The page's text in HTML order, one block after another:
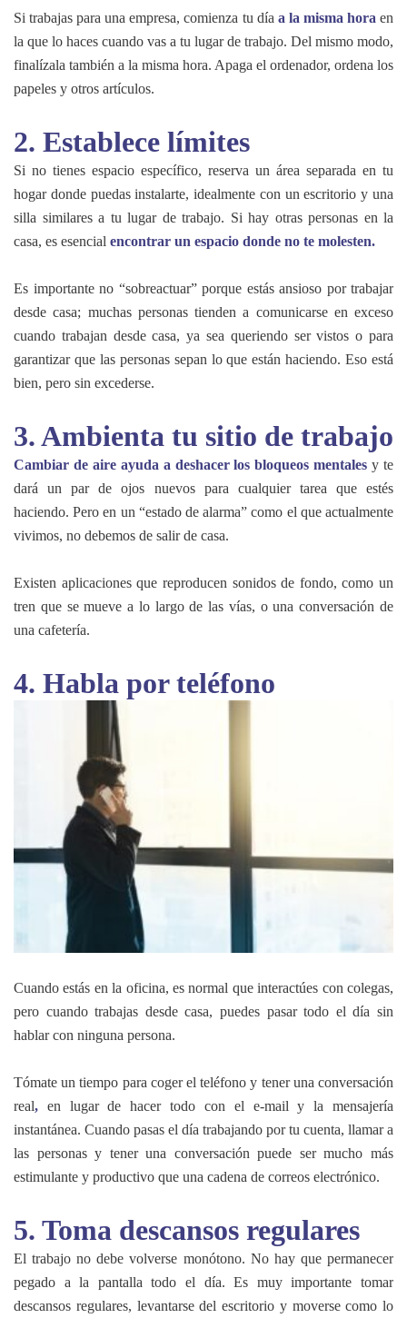
Si trabajas para una empresa, comienza tu día a la misma horaen
la que lo haces cuando vas a tu lugar de trabajo. Del mismo modo,
finalízala también a la misma hora. Apaga el ordenador, ordena los
papeles y otros artículos.
2. Establece límites
Si no tienes espacio específico, reserva un área separada en tu
hogar donde puedas instalarte, idealmente con un escritorio y una
silla similares a tu lugar de trabajo. Si hay otras personas en la
casa, es esencial encontrar un espacio donde no te molesten.
Es importante no “sobreactuar” porque estás ansioso por trabajar
desde casa; muchas personas tienden a comunicarse en exceso
cuando trabajan desde casa, ya sea queriendo ser vistos ​​o para
garantizar que las personas sepan lo que están haciendo. Eso está
bien, pero sin excederse.
3. Ambienta tu sitio de trabajo
Cambiar de aire ayuda a deshacer los bloqueos mentalesy te
dará un par de ojos nuevos para cualquier tarea que estés
haciendo. Pero en un “estado de alarma” como el que actualmente
vivimos, no debemos de salir de casa.
Existen aplicaciones que reproducen sonidos de fondo, como un
tren que se mueve a lo largo de las vías, o una conversación de
una cafetería.
4. Habla por teléfono
Cuando estás en la oficina, es normal que interactúes con colegas,
pero cuando trabajas desde casa, puedes pasar todo el día sin
hablar con ninguna persona.
Tómate un tiempo para coger el teléfono y tener una conversación
real, en lugar de hacer todo con el e-mail y la mensajería
instantánea. Cuando pasas el día trabajando por tu cuenta, llamar a
las personas y tener una conversación puede ser mucho más
estimulante y productivo que una cadena de correos electrónico.
5. Toma descansos regulares
El trabajo no debe volverse monótono. No hay que permanecer
pegado a la pantalla todo el día. Es muy importante tomar
descansos regulares, levantarse del escritorio y moverse como lo